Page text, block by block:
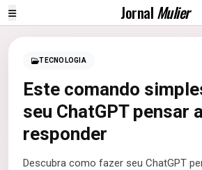
JornalMulier
TECNOLOGIA
Este comando
seu ChatGPT pensar
responder
Descubra como fazer seu ChatGPT